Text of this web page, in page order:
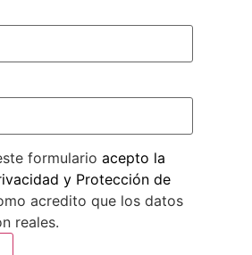
de Datos, así como acredito que
entiendo y doy mi
mis datos personales así como
información y/o publicidad.
formulario acepto la
y Protección de
acredito que los datos
reales.